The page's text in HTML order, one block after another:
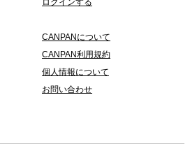
ログインする
CANPANについて
CANPAN利用規約
個人情報について
お問い合わせ